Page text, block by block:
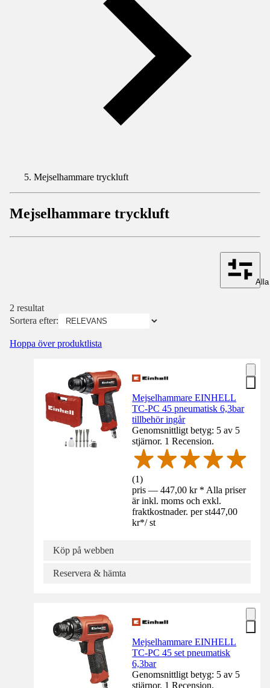
Mejselhammare tryckluft
Mejselhammare tryckluft
2 resultat
Sortera efter:
Hoppa över produktlista
Mejselhammare EINHELL
TC-PC 45 pneumatisk 6,3bar
tillbehör ingår
Genomsnittligt betyg: 5 av 5
stjärnor. 1 Recension.
(1)
pris — 447,00 kr * Alla priser
är inkl. moms och exkl.
fraktkostnader. per st447,00
kr*/ st
Köp på webben
Reservera & hämta
Mejselhammare EINHELL
TC-PC 45 set pneumatisk
6,3bar
Genomsnittligt betyg: 5 av 5
stjärnor. 1 Recension.